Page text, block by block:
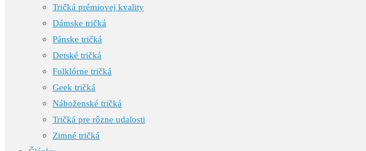
Tričká prémiovej kvality
Dámske tričká
Pánske tričká
Detské tričká
Folklórne tričká
Geek tričká
Náboženské tričká
Tričká pre rôzne udalosti
Zimné tričká